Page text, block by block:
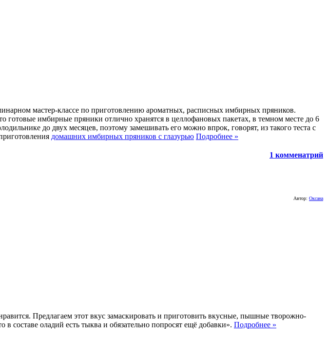
мастер-классе по приготовлению ароматных, расписных имбирных пряников.
готовые имбирные пряники отлично хранятся в целлофановых пакетах, в темном месте до 6
до двух месяцев, поэтому замешивать его можно впрок, говорят, из такого теста с
домашних имбирных пряников с глазурью Подробнее »
1 комменатрий
Автор: Оксана
Предлагаем этот вкус замаскировать и приготовить вкусные, пышные творожно-
оладий есть тыква и обязательно попросят ещё добавки». Подробнее »